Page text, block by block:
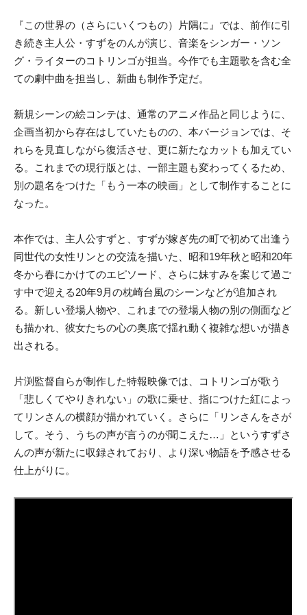
『この世界の（さらにいくつもの）片隅に』では、前作に引
き続き 主人公・すずをのんが演じ、音楽をシンガー・ソン
グ・ ライターのコトリンゴが担当。今作でも主題歌を含む全
ての劇中曲を担当 し、新曲も制作予定だ。
新規シーンの絵コンテは、通常のアニメ作品と同じように、
企画当初から存在はしていたものの、本バージョンでは、そ
れらを見直しながら復活させ、更に新たなカットも加えてい
る。
これまでの現行版とは、一部主題も変わってくるため、
別の題名をつけた「もう一本の映画」
として制作することに
なった。
本作では、主人公すずと、すずが嫁ぎ先の町で初めて出逢う
同世代の女性リンとの交流を描いた、 昭和19年秋と昭和20年
冬から春にかけてのエピソード、さらに妹すみを案じて過ご
す中で迎える20年9月の枕崎台風のシーンなどが追加され
る。新しい登場人物や、これまでの登場人物の別の側面など
も描かれ、 彼女たちの心の奥底で揺れ動く複雑な想いが描き
出される。
片渕監督自らが制作した特報映像では、コトリンゴが歌う
「悲しくてやりきれない」の歌に乗せ、指につけた紅によっ
てリンさんの横顔が描かれていく。さらに「リンさんをさが
して。そう、
うちの声が言うのが聞こえた…」というすずさ
んの声が新たに収録されており、より深い物語を予感させる
仕上がりに。